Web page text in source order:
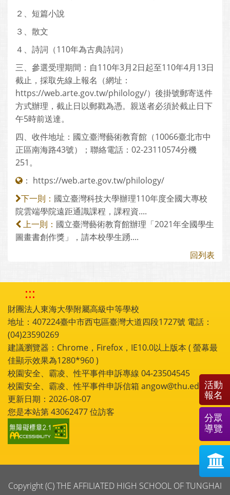
２、短篇小說
３、散文
４、詩詞（110年為古典詩詞）
三、參選受理期間：自110年3月2日起至110年4月13日
截止，採取先線上報名（網址：
https://web.arte.gov.tw/philology/）後掛號郵寄送件
方式辦理，截止日以郵戳為憑。親送者必須於截止日下
午5時前送達。
四、收件地址：國立臺灣藝術教育館（10066臺北市中
正區南海路43號）；聯絡電話：02-23110574分機
251。
： https://web.arte.gov.tw/philology/
下一則： 國立臺灣科技大學辦理110年度全國大專校
院雲端學院遠距通識課程，課程資....
上一則： 國立臺灣藝術教育館辦理「2021年全國學生
圖畫書創作獎」，請本校學生踴....
回列表
:::
財團法人東海大學附屬高級中等學校
地址：407224臺中市西屯區臺灣大道四段1727號 電話：
(04)23590269
建議瀏覽器：Chrome，Firefox，IE10.0以上版本 ( 螢幕最
佳顯示效果為1280*960 )
校園安全、霸凌、性平事件申訴專線 04-23504545
校園安全、霸凌、性平事件申訴信箱 angow@thu.edu.tw
更新日期：2026-08-07
您是本站第43062477位訪客
Copyright (C) THE AFFILIATED HIGH SCHOOL OF TUNGHAI
活動
報名
分眾
導覽